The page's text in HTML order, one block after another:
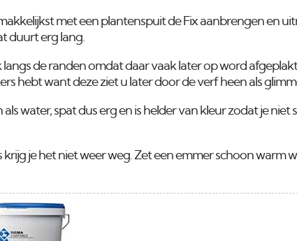
met een plantenspuit de Fix aanbrengen en
duurt erg lang.
langs de randen omdat daar vaak later op word
hebt want deze ziet u later door de verf heen als
water, spat dus erg en is helder van kleur zodat je niet
krijg je het niet weer weg. Zet een emmer schoon warm